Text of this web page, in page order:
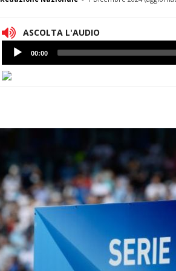
ASCOLTA L'AUDIO
Lettore
Audio
00:00